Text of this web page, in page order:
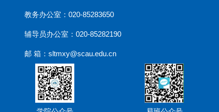
教务办公室：020-85283650
辅导员办公室：020-85282190
邮 箱：sltmxy@scau.edu.cn